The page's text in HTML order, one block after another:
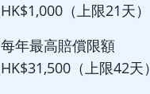
HK$1,000（上限21天）
每年最高賠償限額
HK$31,500（上限42天）